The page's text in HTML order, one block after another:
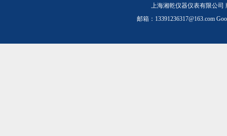
上海湘乾仪器仪表有限公司
邮箱： 13391236317@163.com